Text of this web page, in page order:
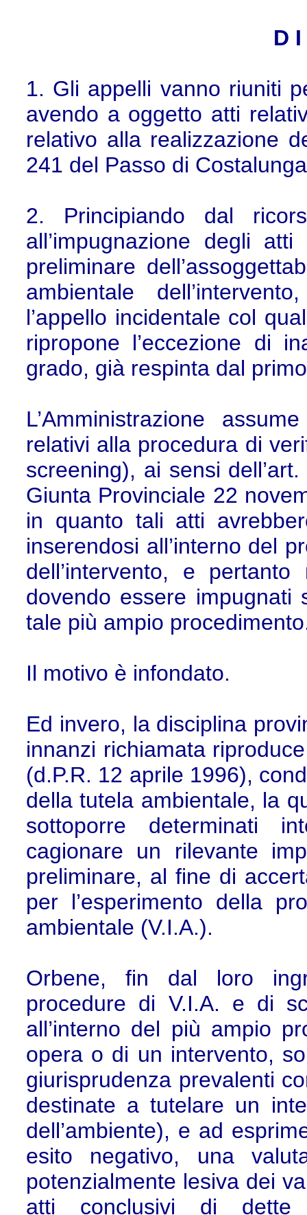
D
1. Gli appelli vanno riuniti
avendo a oggetto atti
relativo alla realizzazione
241 del Passo di
2. Principiando dal
all’impugnazione degli
preliminare
ambientale
l’appello incidentale col
ripropone l’eccezione di
grado, già respinta dal
L’Amministrazione
relativi alla procedura di
screening), ai sensi
Giunta Provinciale 22
in quanto tali atti
inserendosi all’interno del
dell’intervento, e
dovendo essere impugnati
tale più ampio
Il motivo è infondato.
Ed invero, la disciplina
innanzi richiamata
(d.P.R. 12 aprile 1996),
della tutela ambientale, la
sottoporre determinati
cagionare un rilevante
preliminare, al fine di
per l’esperimento della
ambientale (V.I.A.).
Orbene, fin dal loro
procedure di V.I.A. e di
all’interno del più ampio
opera o di un intervento,
giurisprudenza prevalenti
destinate a tutelare un
dell’ambiente), e ad
esito negativo, una
potenzialmente lesiva dei
atti conclusivi di dette